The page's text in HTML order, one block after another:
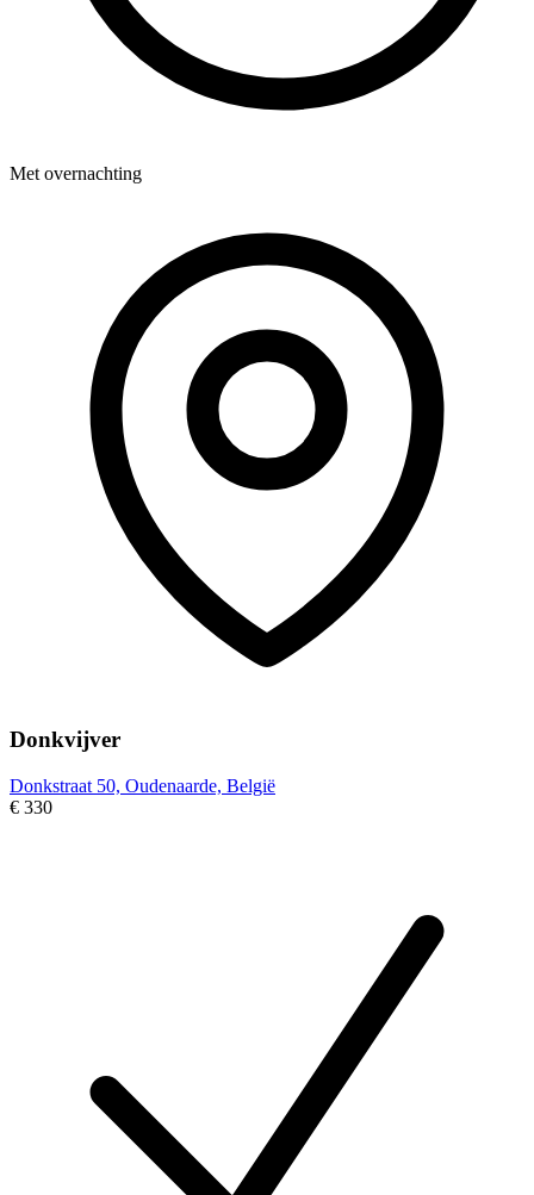
Met overnachting
Donkvijver
Donkstraat 50, Oudenaarde, België
€ 330